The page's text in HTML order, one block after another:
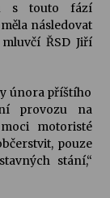
Miller
s touto fází
následovat
ŘSD Jiří
února příštího
provozu na
motoristé
pouze
stání,“